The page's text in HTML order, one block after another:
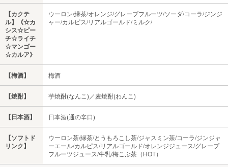
【カクテ
ル】《☆カ
シス☆ピー
チ☆ライチ
☆マンゴー
☆カルア》
ウーロン/緑茶/オレンジ/グレープフルーツ/ソーダ/コーラ/ジンジ
ャー/カルピス/リアルゴールド/ミルク/
【梅酒】 梅酒
【焼酎】 芋焼酎(なんこ)／麦焼酎(わんこ)
【日本酒】 日本酒(通の辛口)
【ソフトド
リンク】
ウーロン茶/緑茶/とうもろこし茶/ジャスミン茶/コーラ/ジンジャ
ーエール/カルピス/リアルゴールド/オレンジジュース/グレープ
フルーツジュース/牛乳/梅こぶ茶（HOT）